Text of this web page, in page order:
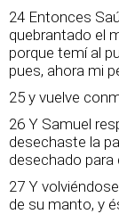
24 Entonces
quebrantado el
porque temí al
pues, ahora mi
25 y vuelve
26 Y Samuel
desechaste la
desechado para
27 Y
de su manto, y